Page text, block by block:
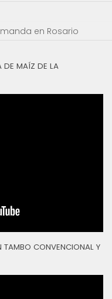
en Rosario
DE MAÍZ DE LA
TAMBO CONVENCIONAL Y